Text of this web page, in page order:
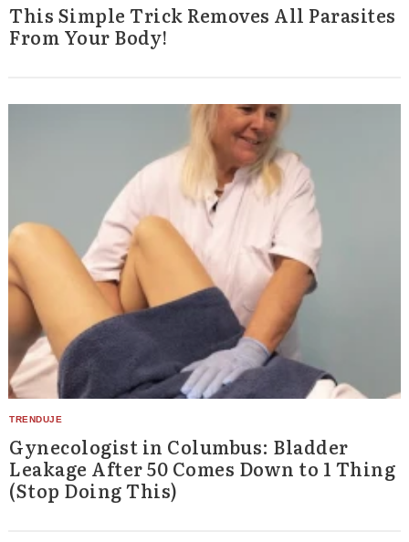
This Simple Trick Removes All Parasites
From Your Body!
Gynecologist in Columbus: Bladder
Leakage After 50 Comes Down to 1 Thing
(Stop Doing This)